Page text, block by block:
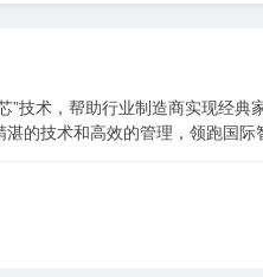
”技术，帮助行业制造商实现经